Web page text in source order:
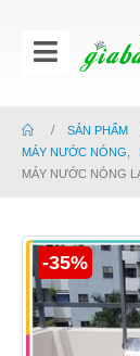
SẢN PHẨM
MÁY NƯỚC NÓNG
MÁY NƯỚC NÓNG
-35%